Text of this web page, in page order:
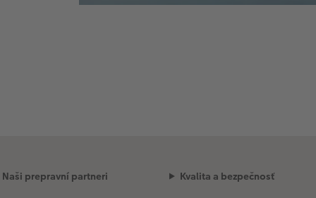
Naši prepravní partneri Kvalita a bezpečnosť